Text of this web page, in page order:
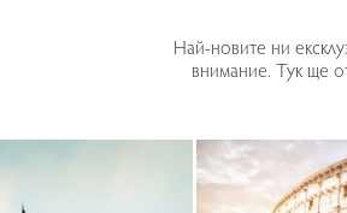
Най-новите ни
внимание. Тук ще